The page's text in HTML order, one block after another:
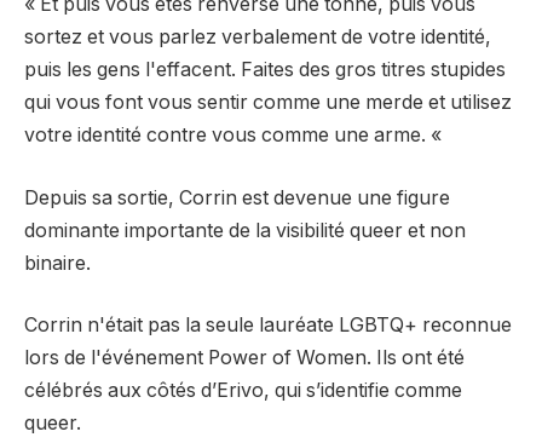
sortez et vous parlez verbalement de votre identité,
puis les gens l'effacent. Faites des gros titres stupides
qui vous font vous sentir comme une merde et utilisez
votre identité contre vous comme une arme. «
Depuis sa sortie, Corrin est devenue une figure
dominante importante de la visibilité queer et non
binaire.
Corrin n'était pas la seule lauréate LGBTQ+ reconnue
lors de l'événement Power of Women. Ils ont été
célébrés aux côtés d’Erivo, qui s’identifie comme
queer.